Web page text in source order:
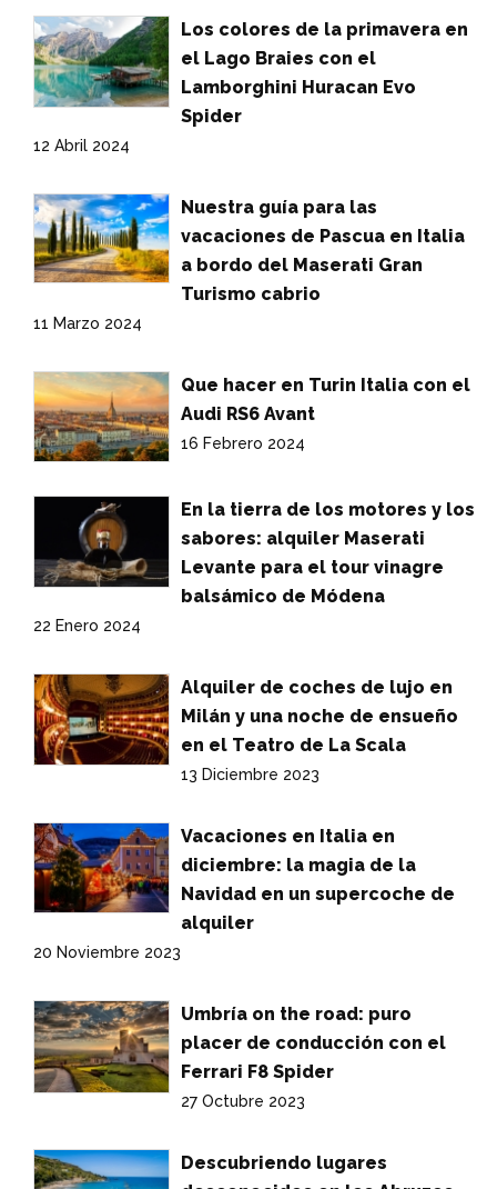
Los colores de la primavera en
el Lago Braies con el
Lamborghini Huracan Evo
Spider
12 Abril 2024
Nuestra guía para las
vacaciones de Pascua en Italia
a bordo del Maserati Gran
Turismo cabrio
11 Marzo 2024
Que hacer en Turin Italia con el
Audi RS6 Avant
16 Febrero 2024
En la tierra de los motores y los
sabores: alquiler Maserati
Levante para el tour vinagre
balsámico de Módena
22 Enero 2024
Alquiler de coches de lujo en
Milán y una noche de ensueño
en el Teatro de La Scala
13 Diciembre 2023
Vacaciones en Italia en
diciembre: la magia de la
Navidad en un supercoche de
alquiler
20 Noviembre 2023
Umbría on the road: puro
placer de conducción con el
Ferrari F8 Spider
27 Octubre 2023
Descubriendo lugares